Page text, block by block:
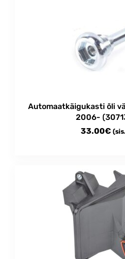
Automaatkäigukasti õli
2006-
33.00€